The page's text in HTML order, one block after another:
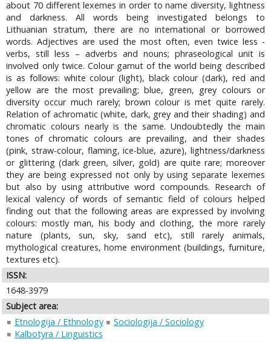
about 70 different lexemes in order to name diversity, lightness
and darkness. All words being investigated belongs to
Lithuanian stratum, there are no international or borrowed
words. Adjectives are used the most often, even twice less -
verbs, still less – adverbs and nouns; phraseological unit is
involved only twice. Colour gamut of the world being described
is as follows: white colour (light), black colour (dark), red and
yellow are the most prevailing; blue, green, grey colours or
diversity occur much rarely; brown colour is met quite rarely.
Relation of achromatic (white, dark, grey and their shading) and
chromatic colours nearly is the same. Undoubtedly the main
tones of chromatic colours are prevailing, and their shades
(pink, straw-colour, flaming, ice-blue, azure), lightness/darkness
or glittering (dark green, silver, gold) are quite rare; moreover
they are being expressed not only by using separate lexemes
but also by using attributive word compounds. Research of
lexical valency of words of semantic field of colours helped
finding out that the following areas are expressed by involving
colours: mostly man, his body and clothing, the more rarely
nature (plants, sun, sky, sand etc), still rarely animals,
mythological creatures, home environment (buildings, furniture,
textures etc).
ISSN:
1648-3979
Subject area:
Etnologija / Ethnology
Sociologija / Sociology
Kalbotyra / Linguistics